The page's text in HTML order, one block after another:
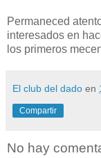
Permaneced
interesados en
los primeros
El club del dado en
Compartir
No hay